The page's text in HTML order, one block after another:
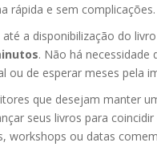
rápida e sem complicações.
a disponibilização do
. Não há necessidade
ou de esperar meses pela
que desejam manter
seus livros para
workshops ou datas